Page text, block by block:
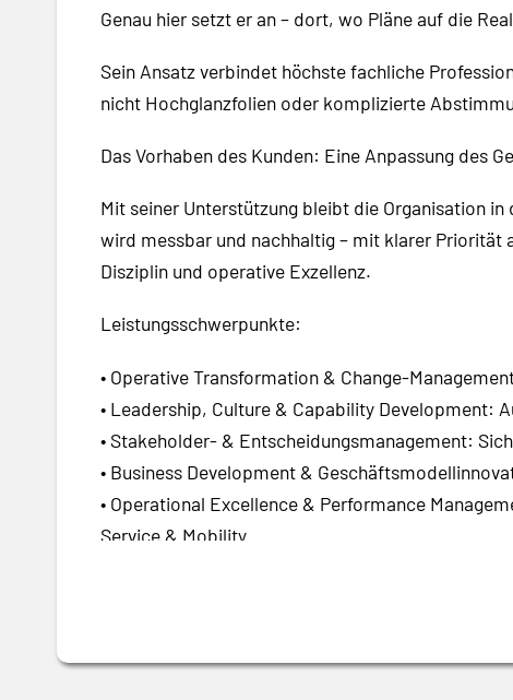
Genau hier setzt er an – dort, wo Pläne auf die
Sein Ansatz verbindet höchste fachliche
nicht Hochglanzfolien oder komplizierte
Das Vorhaben des Kunden: Eine Anpassung des
Mit seiner Unterstützung bleibt die Organisation
wird messbar und nachhaltig – mit klarer Priorität
Disziplin und operative Exzellenz.
Leistungsschwerpunkte:
• Operative Transformation & Change-
• Leadership, Culture & Capability Development:
• Stakeholder- & Entscheidungsmanagement:
• Business Development &
• Operational Excellence & Performance
Service & Mobility